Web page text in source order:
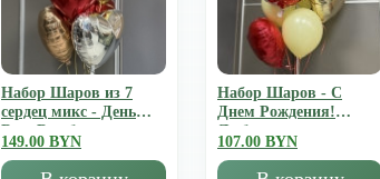
Набор Шаров из 7
сердец микс - День
Всех Влюбленных
149.00 BYN
Набор Шаров - С
Днем Рождения!
Люблю
107.00 BYN